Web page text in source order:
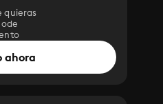
quieras
ahora